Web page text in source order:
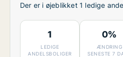
Der er i øjeblikket 1 ledige
1
LEDIGE
ANDELSBOLIGER
0%
ÆNDRING
SENESTE 7